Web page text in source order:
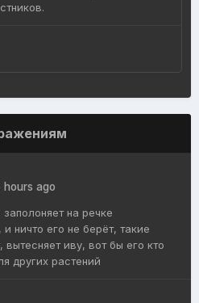
hours ago
на речке
ничто его не берёт, такие
иву, вот бы его кто
других растений